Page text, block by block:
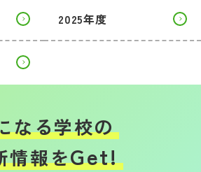
2025年度
なる学校の
情報をGet!